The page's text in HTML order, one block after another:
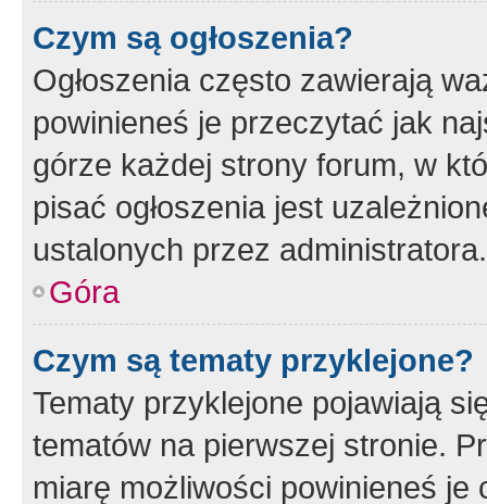
Czym są ogłoszenia?
Ogłoszenia często zawierają
powinieneś je przeczytać jak
górze każdej strony forum, w
pisać ogłoszenia jest
ustalonych przez administratora.
Góra
Czym są tematy przyklejone?
Tematy przyklejone pojawiają
tematów na pierwszej stronie.
miarę możliwości powinieneś je